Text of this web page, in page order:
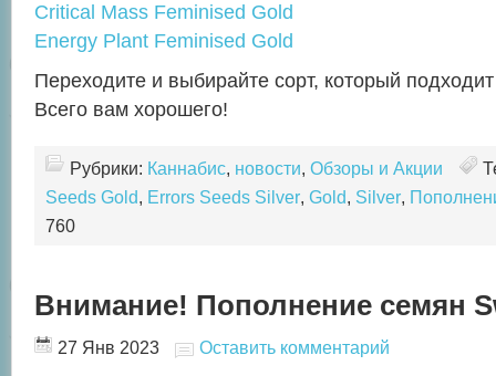
Critical Mass Feminised Gold
Energy Plant Feminised Gold
Переходите и выбирайте сорт, который
Всего вам хорошего!
Рубрики: Каннабис, новости, Обзоры и Акции
Seeds Gold, Errors Seeds Silver, Gold, Silver,
760
Внимание! Пополнение семян
27 Янв 2023 Оставить комментарий